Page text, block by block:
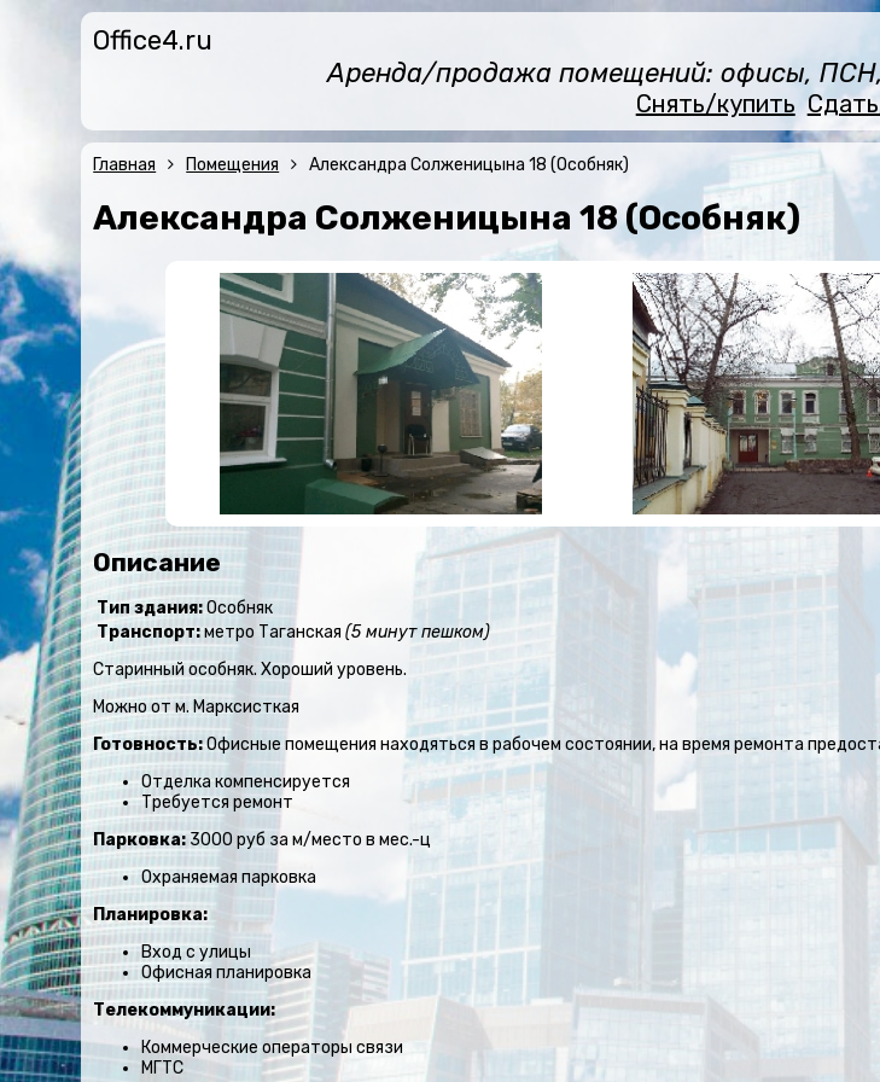
Office4.ru
Аренда/продажа помещений: офисы, ПСН,
Снять/купить
Главная Помещения Александра Солженицына 18 (Особняк)
Александра Солженицына 18 (Особняк)
Описание
Тип здания:Особняк
Транспорт:метро Таганская(5 минут пешком)
Старинный особняк. Хороший уровень.
Можно от м. Марксисткая
Готовность:Офисные помещения находяться в рабочем состоянии, на время ремонта
Отделка компенсируется
Требуется ремонт
Парковка: 3000 руб за м/место в мес.-ц
Охраняемая парковка
Планировка:
Вход с улицы
Офисная планировка
Телекоммуникации:
Коммерческие операторы связи
МГТС